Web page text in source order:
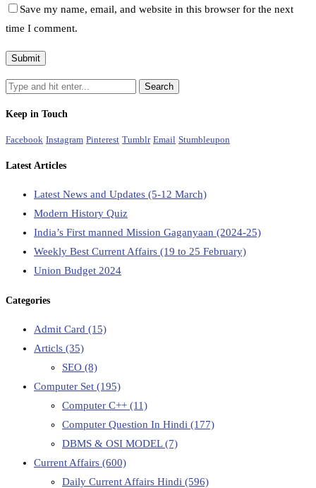
Save my name, email, and website in this browser for the next
time I comment.
Keep in Touch
Facebook Instagram Pinterest Tumblr Email Stumbleupon
Latest Articles
Latest News and Updates (5-12 March)
Modern History Quiz
India’s First manned Mission Gaganyaan (2024-25)
Weekly Best Current Affairs (19 to 25 February)
Union Budget 2024
Categories
Admit Card (15)
Articls (35)
SEO (8)
Computer Set (195)
Computer C++ (11)
Computer Question In Hindi (177)
DBMS & OSI MODEL(7)
Current Affairs (600)
Daily Current Affairs Hindi (596)